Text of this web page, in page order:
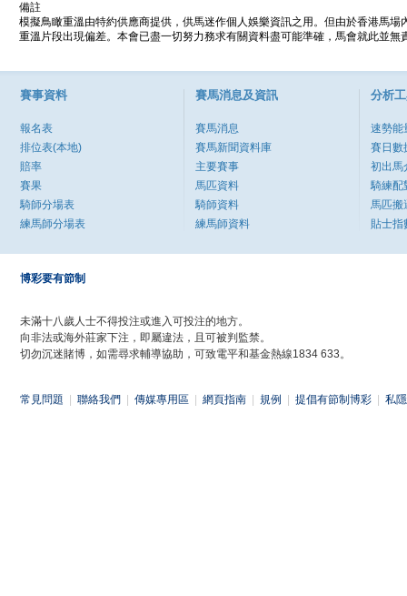
備註
模擬鳥瞰重溫由特約供應商提供，供馬迷作個人娛樂資訊之用。但由於香港馬
重溫片段出現偏差。本會已盡一切努力務求有關資料盡可能準確，馬會就此並
賽事資料
報名表
排位表(本地)
賠率
賽果
騎師分場表
練馬師分場表
賽馬消息及資訊
賽馬消息
賽馬新聞資料庫
主要賽事
馬匹資料
騎師資料
練馬師資料
分析
速勢能
賽日數
初出馬
騎練配
馬匹搬
貼士指
博彩要有節制
未滿十八歲人士不得投注或進入可投注的地方。
向非法或海外莊家下注，即屬違法，且可被判監禁。
切勿沉迷賭博，如需尋求輔導協助，可致電平和基金熱線1834 633。
常見問題 聯絡我們 傳媒專用區 網頁指南 規例 提倡有節制博彩 私